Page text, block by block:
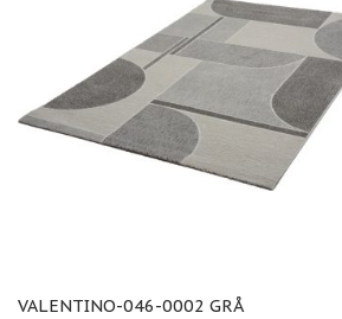
VALENTINO-046-0002 GRÅ